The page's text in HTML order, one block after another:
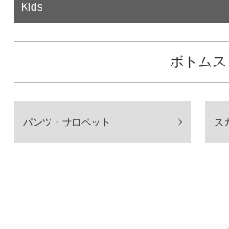
Kids
ボトムス
パンツ・サロペット ス